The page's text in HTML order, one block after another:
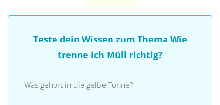
Teste dein Wissen zum Thema Wie
trenne ich Müll richtig?
Was gehört in die gelbe Tonne?